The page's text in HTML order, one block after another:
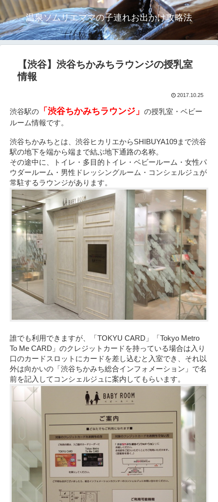
温泉ソムリエママの子連れお出かけ攻略法
【渋谷】渋谷ちかみちラウンジの授乳室
情報
2017.10.25
渋谷駅の 「渋谷ちかみちラウンジ」 の授乳室・ベビー
ルーム情報です。
渋谷ちかみちとは、渋谷ヒカリエからSHIBUYA109まで渋谷
駅の地下を端から端まで結ぶ地下通路の名称。
その途中に、トイレ・多目的トイレ・ベビールーム・女性パ
ウダールーム・男性ドレッシングルーム・コンシェルジュが
常駐するラウンジがあります。
誰でも利用できますが、「TOKYU CARD」「Tokyo Metro
To Me CARD」のクレジットカードを持っている場合は入り
口のカードスロットにカードを差し込むと入室でき、それ以
外は向かいの「渋谷ちかみち総合インフォメーション」で名
前を記入してコンシェルジュに案内してもらいます。